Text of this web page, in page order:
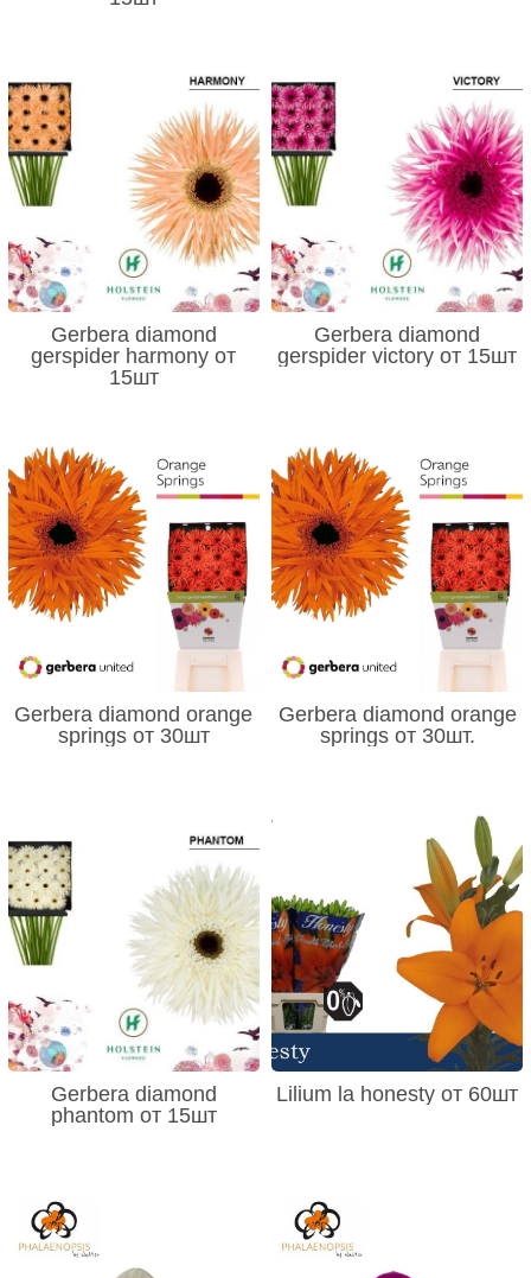
Gerbera diamond
gerspider harmony от
15шт
Gerbera diamond
gerspider victory от 15шт
Gerbera diamond orange
springs от 30шт
Gerbera diamond orange
springs от 30шт.
Gerbera diamond
phantom от 15шт
Lilium la honesty от 60шт